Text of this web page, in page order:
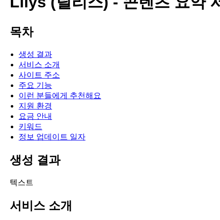
목차
생성 결과
서비스 소개
사이트 주소
주요 기능
이런 분들에게 추천해요
지원 환경
요금 안내
키워드
정보 업데이트 일자
생성 결과
텍스트
서비스 소개